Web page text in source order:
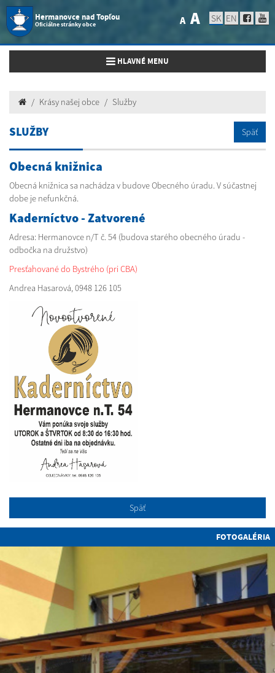
Hermanovce nad Topľou
Oficiálne stránky obce A A SK EN
Toggle navigation
HLAVNÉ MENU
Krásy našej obce Služby
SLUŽBY Späť
Obecná knižnica
Obecná knižnica sa nachádza v budove Obecného úradu. V súčastnej
dobe je nefunkčná.
Kaderníctvo - Zatvorené
Adresa: Hermanovce n/T č. 54 (budova starého obecného úradu -
odbočka na družstvo)
Presťahované do Bystrého (pri CBA)
Andrea Hasarová, 0948 126 105
Späť
FOTOGALÉRIA